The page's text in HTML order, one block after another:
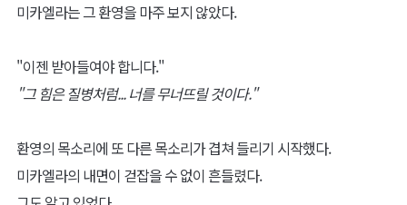
미카엘라는 그 환영을 마주 보지 않았다.
"이젠 받아들여야 합니다."
"그 힘은 질병처럼... 너를 무너뜨릴 것이다."
환영의 목소리에 또 다른 목소리가 겹쳐 들리기 시작했다.
미카엘라의 내면이 걷잡을 수 없이 흔들렸다.